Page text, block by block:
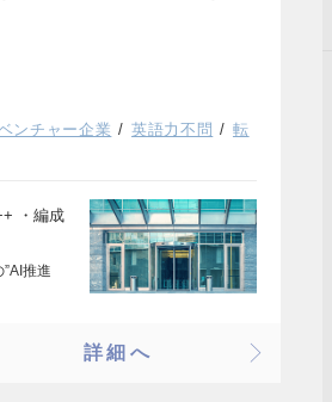
ンチャー企業 英語力不問
転
・編成
推進
詳細へ